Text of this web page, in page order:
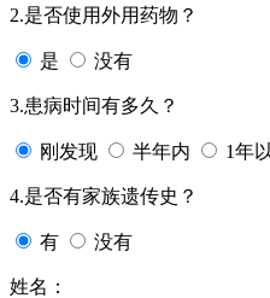
2.是否使用外用药物？
是 没有
3.患病时间有多久？
刚发现 半年内 1年
4.是否有家族遗传史？
有 没有
姓名：